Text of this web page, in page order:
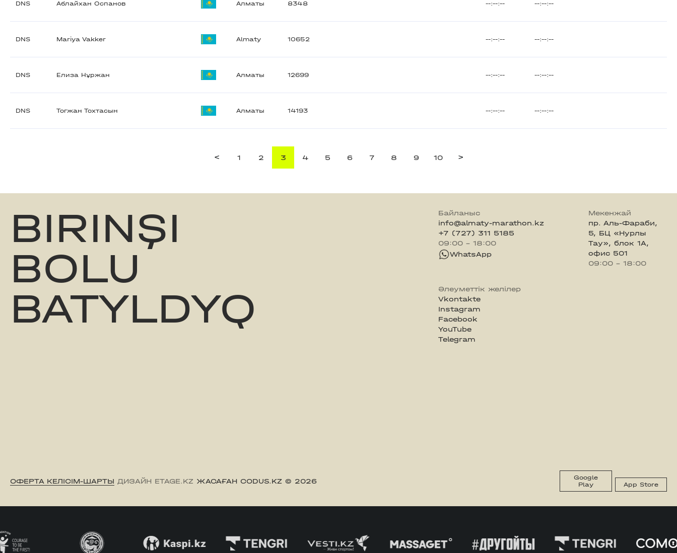
DNS Аблайхан Оспанов Алматы 8348 --:--:-- --:--:--
DNS Mariya Vakker Almaty 10652 --:--:-- --:--:--
DNS Елиза Нұржан Алматы 12699 --:--:-- --:--:--
DNS Тогжан Тохтасын Алматы 14193 --:--:-- --:--:--
< 1 2 3 4 5 6 7 8 9 10 >
BIRINŞI
BOLU
BATYLDYQ
Байланыс
info@almaty-marathon.kz
+7 (727) 311 5185
09:00 - 18:00
WhatsApp
Мекенжай
пр. Аль-Фараби,
5, БЦ «Нурлы
Тау», блок 1А,
офис 501
09:00 - 18:00
Әлеуметтік желілер
Vkontakte
Instagram
Facebook
YouTube
Telegram
ОФЕРТА КЕЛІСІМ-ШАРТЫ ДИЗАЙН ETAGE.KZ ЖАСАҒАН CODUS.KZ © 2026
Google
Play
App Store